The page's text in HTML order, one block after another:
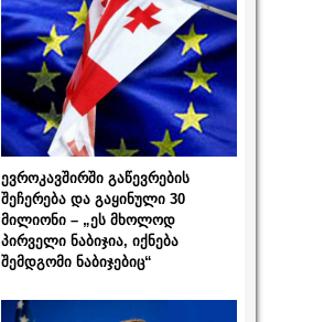
ევროკავშირში გაწევრების
შეჩერება და გაყინული 30
მილიონი – „ეს მხოლოდ
პირველი ნაბიჯია, იქნება
შემდგომი ნაბიჯებიც“